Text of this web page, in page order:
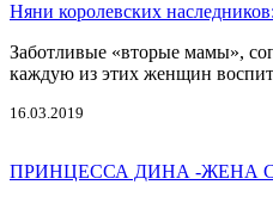
Няни королевских
Заботливые «вторые мамы»,
каждую из этих женщин
16.03.2019
ПРИНЦЕССА ДИНА -ЖЕНА